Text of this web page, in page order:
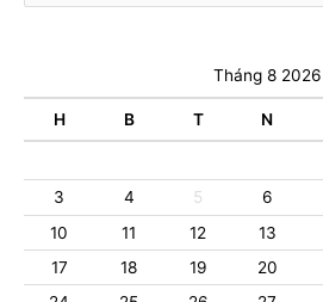
Tháng 8 2026
H B T N
3
4 5 6
10
11 12 13
17
18 19 20